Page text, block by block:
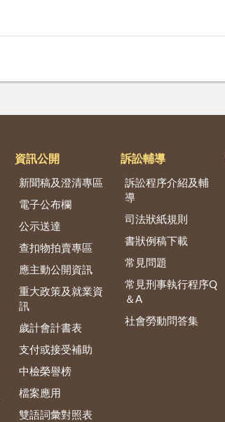
資訊公開
新聞稿及澄清專區
電子公布欄
公示送達
查扣物拍賣專區
應主動公開資訊
重大政策及就業資
訊
歲計會計書表
支付或接受補助
中檢榮譽榜
檔案應用
雙語詞彙對照表
訴訟輔導
訴訟程序介紹及輔
導
司法狀紙規則
書狀例稿下載
常見問題
常見刑事執行程序Q
＆A
社會勞動問答集